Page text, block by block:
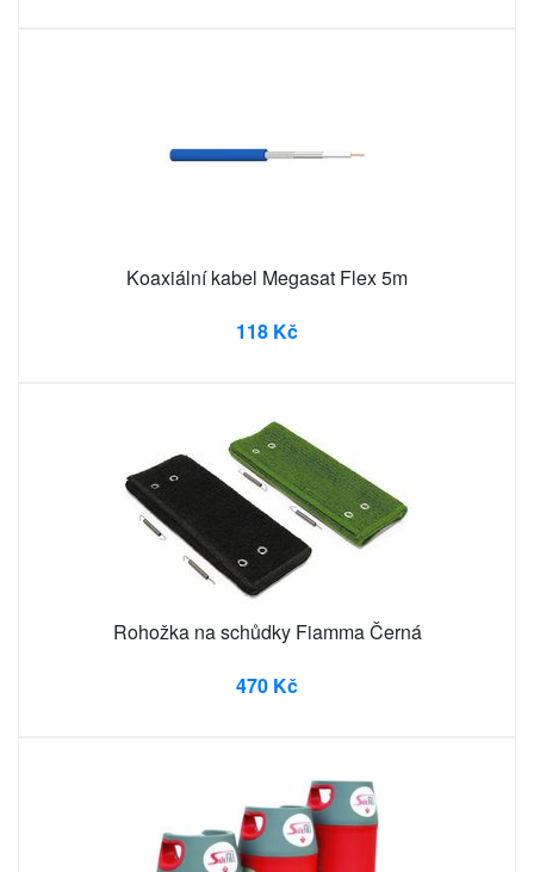
Koaxiální kabel Megasat Flex 5m
118 Kč
Rohožka na schůdky Fiamma Černá
470 Kč